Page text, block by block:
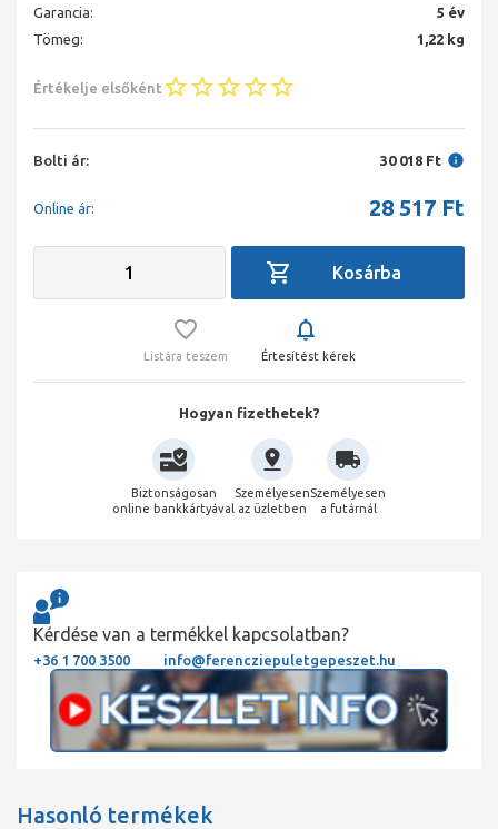
Garancia:
5 év
Tömeg:
1,22 kg
Értékelje elsőként
Bolti ár: 30 018 Ft
Online ár: 28 517 Ft
Listára teszem Értesítést kérek
Hogyan fizethetek?
Biztonságosan
online bankkártyával
Személyesen
az üzletben
Személyesen
a futárnál
Kérdése van a termékkel kapcsolatban?
+36 1 700 3500 info@ferencziepuletgepeszet.hu
Hasonló termékek